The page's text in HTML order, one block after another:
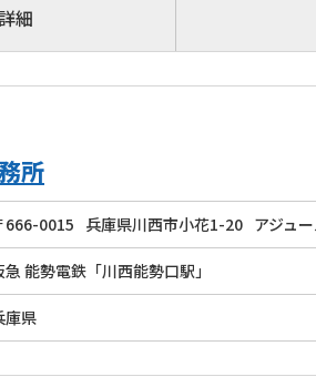
細
所
666-0015 兵庫県川西市小花1-20 アジュ
急 能勢電鉄「川西能勢口駅」
庫県